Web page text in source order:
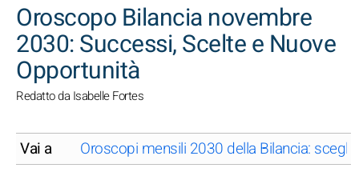
Oroscopo Bilancia novembre
2030: Successi, Scelte e Nuove
Opportunità
Redatto da Isabelle Fortes
Vai a Oroscopi mensili 2030 della Bilancia: scegli